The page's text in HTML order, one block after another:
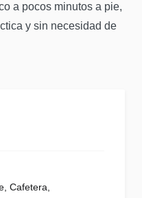
a pocos minutos a pie,
y sin necesidad de
Cafetera